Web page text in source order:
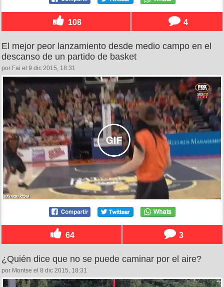
108 4
El mejor peor lanzamiento desde medio campo en el
descanso de un partido de basket
por Fai el 9 dic 2015, 18:31
64 3
¿Quién dice que no se puede caminar por el aire?
por Montse el 8 dic 2015, 18:31